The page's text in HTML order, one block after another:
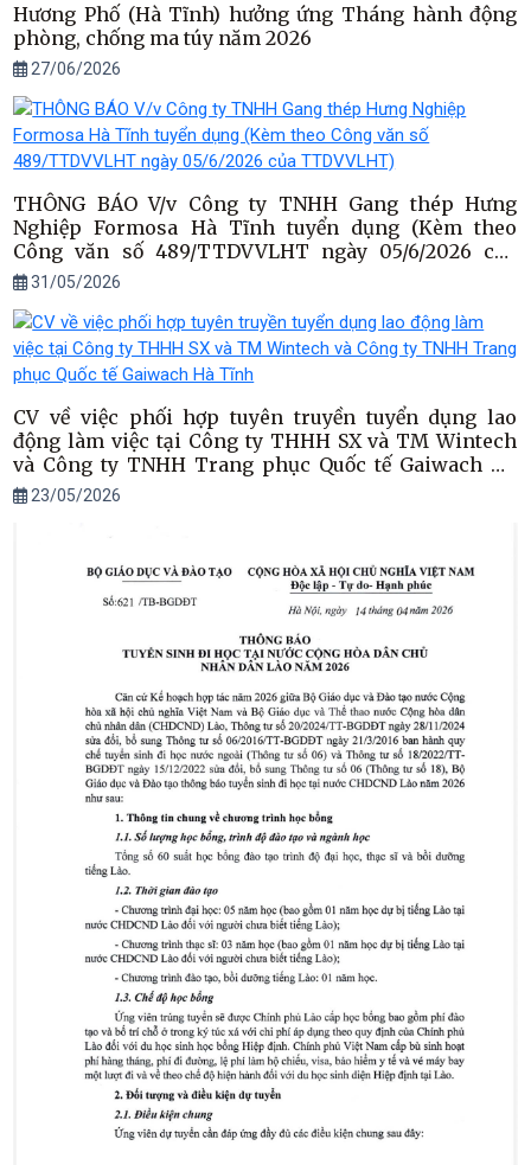
Hương Phố (Hà Tĩnh) hưởng ứng Tháng hành động
phòng, chống ma túy năm 2026
27/06/2026
THÔNG BÁO V/v Công ty TNHH Gang thép Hưng
Nghiệp Formosa Hà Tĩnh tuyển dụng (Kèm theo
Công văn số 489/TTDVVLHT ngày 05/6/2026 của
TTDVVLHT)
31/05/2026
CV về việc phối hợp tuyên truyền tuyển dụng lao
động làm việc tại Công ty THHH SX và TM Wintech
và Công ty TNHH Trang phục Quốc tế Gaiwach Hà
Tĩnh
23/05/2026